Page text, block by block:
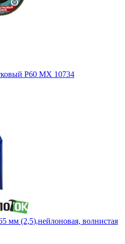
P60 MX 10734
(2,5),нейлоновая, волнистая